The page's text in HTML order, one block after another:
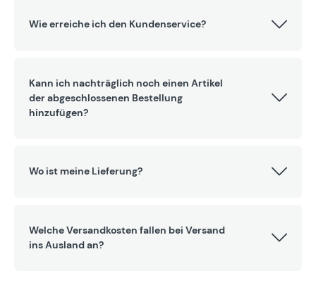
Wie erreiche ich den Kundenservice?
Kann ich nachträglich noch einen Artikel
der abgeschlossenen Bestellung
hinzufügen?
Wo ist meine Lieferung?
Welche Versandkosten fallen bei Versand
ins Ausland an?